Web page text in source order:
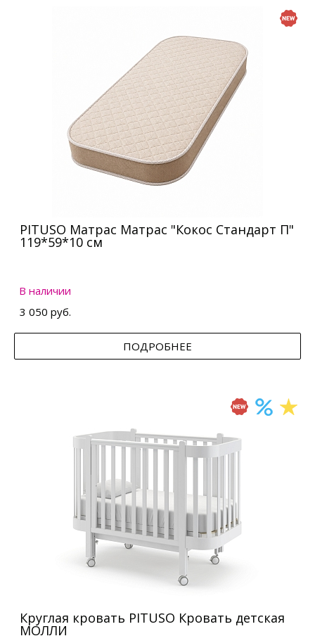
PITUSO Матрас Матрас "Кокос Стандарт П"
119*59*10 см
В наличии
3 050 руб.
ПОДРОБНЕЕ
Круглая кровать PITUSO Кровать детская
МОЛЛИ